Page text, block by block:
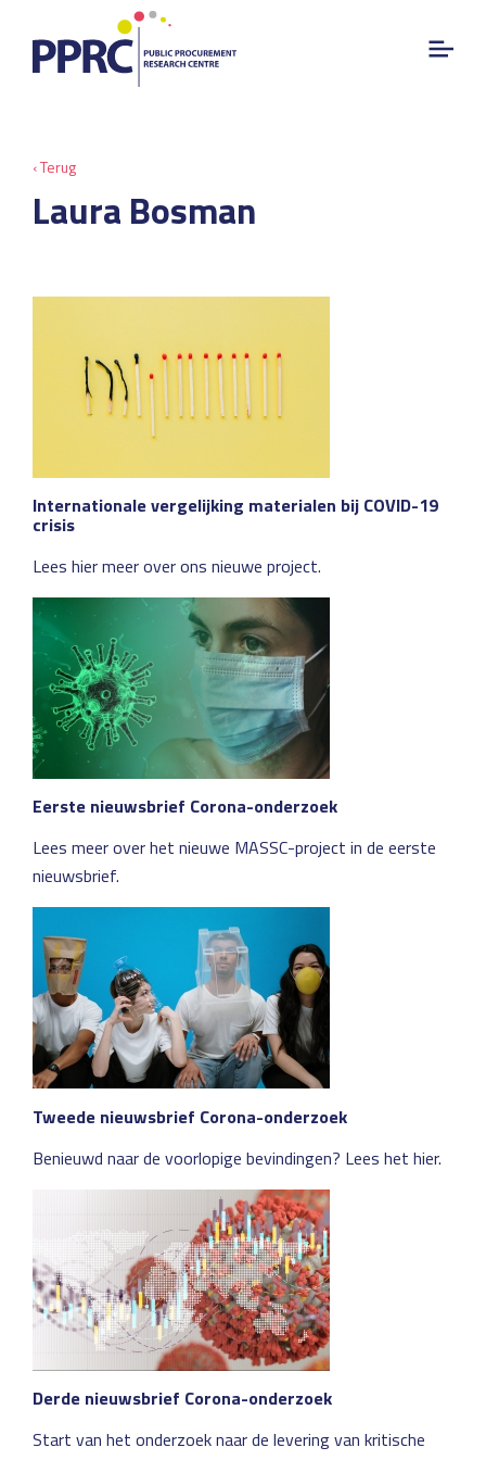
‹ Terug
Laura Bosman
Internationale vergelijking materialen bij COVID-19
crisis
Lees hier meer over ons nieuwe project.
Eerste nieuwsbrief Corona-onderzoek
Lees meer over het nieuwe MASSC-project in de eerste
nieuwsbrief.
Tweede nieuwsbrief Corona-onderzoek
Benieuwd naar de voorlopige bevindingen? Lees het hier.
Derde nieuwsbrief Corona-onderzoek
Start van het onderzoek naar de levering van kritische